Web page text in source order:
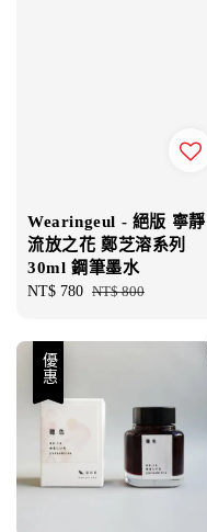
Wearingeul - 絕版 寧靜
流放之花 鄭芝溶系列
30ml 鋼筆墨水
Sale
NT$ 780 Regular
NT$ 800
優惠